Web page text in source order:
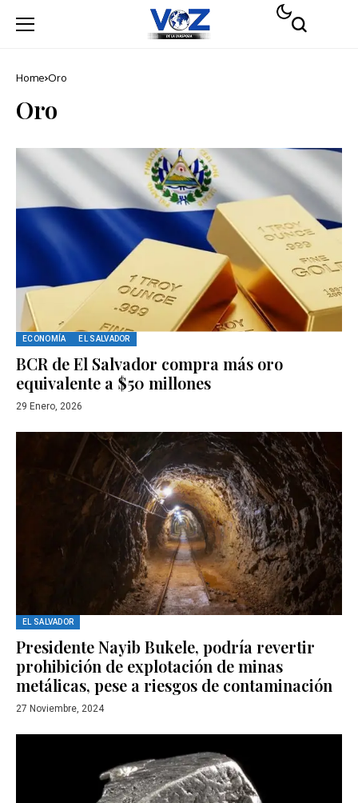
Home Oro
Oro
ECONOMÍA EL SALVADOR
BCR de El Salvador compra más oro
equivalente a $50 millones
29 Enero, 2026
EL SALVADOR
Presidente Nayib Bukele, podría revertir
prohibición de explotación de minas
metálicas, pese a riesgos de contaminación
27 Noviembre, 2024